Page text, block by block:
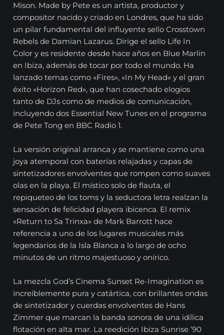
Mison. Made by Pete es un artista, productor y
compositor nacido y criado en Londres, que ha sido
un pilar fundamental del influyente sello Crosstown
Rebels de Damian Lazarus. Dirige el sello Life In
Color y es residente desde hace años en Blue Marlin
en Ibiza, además de tocar por todo el mundo. Ha
lanzado temas como «Fires», «In My Head» y el gran
éxito «Horizon Red», que han cosechado elogios
tanto de DJs como de medios de comunicación,
incluyendo dos Essential New Tunes en el programa
de Pete Tong en BBC Radio 1.
La versión original arranca y se mantiene como una
joya atemporal con baterías relajadas y capas de
sintetizadores envolventes que rompen como suaves
olas en la playa. El místico solo de flauta, el
repiqueteo de los toms y la seductora letra realzan la
sensación de felicidad playera ibicenca. El remix
«Return to Sa Trinxa» de Mark Barrott hace
referencia a uno de los lugares musicales más
legendarios de la Isla Blanca a lo largo de ocho
minutos de un ritmo majestuoso y onírico.
La mezcla God’s Cinema Sunset Re-Imagination es
increíblemente pura y catártica, con brillantes ondas
de sintetizador y cuerdas envolventes de Hans
Zimmer que marcan la banda sonora de una idílica
flotación en alta mar. La reedición Ibiza Sunrise ’90